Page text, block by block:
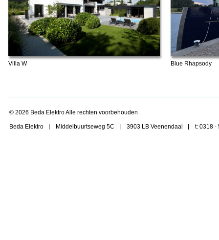
Villa W Blue Rhapsody
© 2026 Beda Elektro Alle rechten voorbehouden
Beda Elektro Middelbuurtseweg 5C 3903 LB Veenendaal t: 0318 -